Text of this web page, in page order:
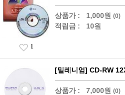
상품가 : 1,000원 (0)
적립금 : 10원
1
[밀레니엄] CD-RW
상품가 : 7,000원 (0)